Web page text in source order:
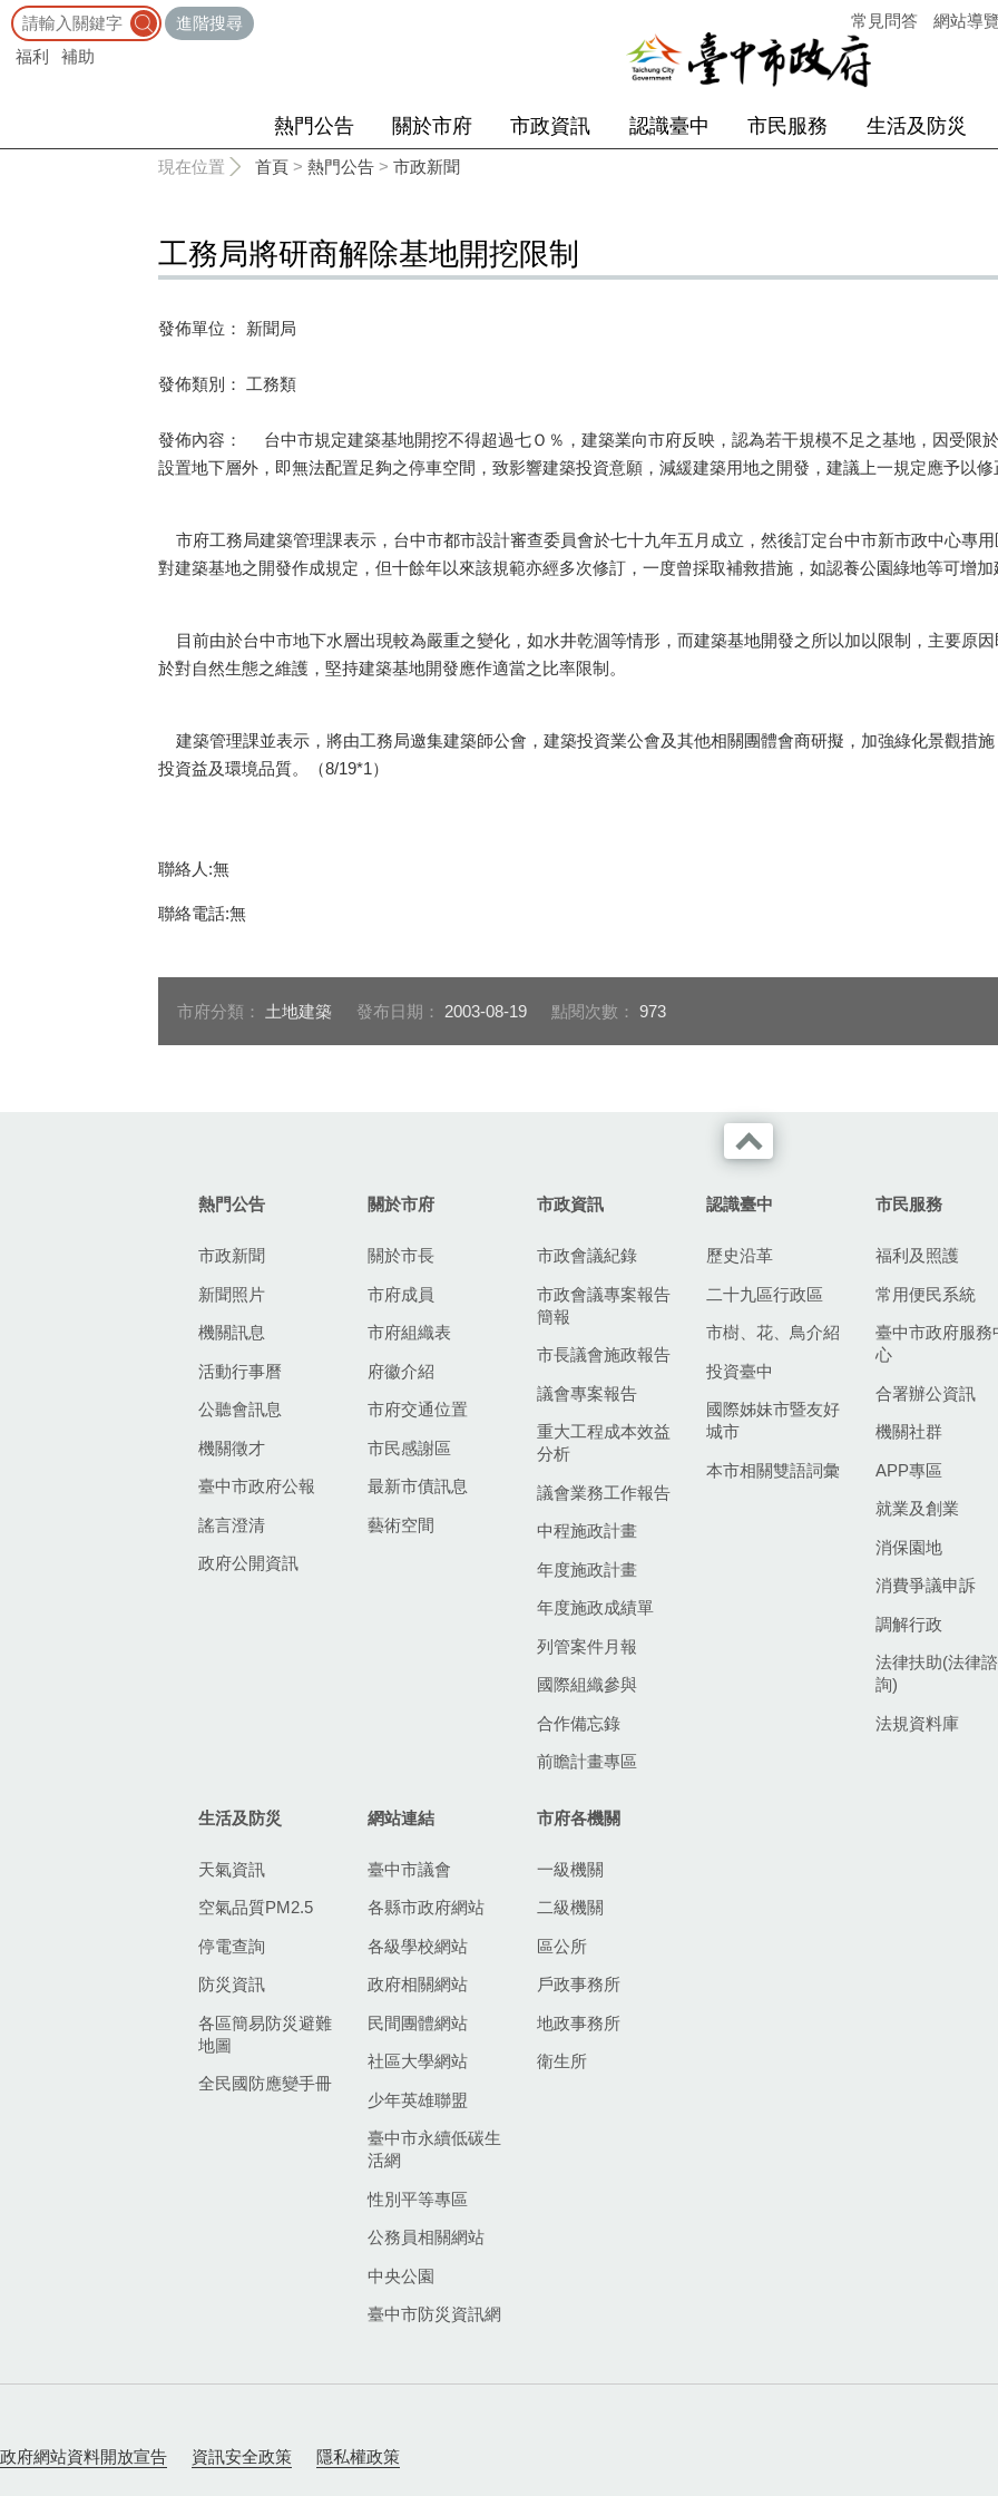
進階搜尋
福利
補助
常見問答 網站導
熱門公告 關於市府 市政資訊 認識臺中 市民服務 生活及防災
現在位置 首頁 > 熱門公告 > 市政新聞
工務局將研商解除基地開挖限制
發佈單位： 新聞局
發佈類別： 工務類
發佈內容： 台中市規定建築基地開挖不得超過七Ｏ％，建築業向市府反映，認為若干規模不足之基地，因受限
設置地下層外，即無法配置足夠之停車空間，致影響建築投資意願，減緩建築用地之開發，建議上一規定應予以修
市府工務局建築管理課表示，台中市都市設計審查委員會於七十九年五月成立，然後訂定台中市新市政中心專
對建築基地之開發作成規定，但十餘年以來該規範亦經多次修訂，一度曾採取補救措施，如認養公園綠地等可增
目前由於台中市地下水層出現較為嚴重之變化，如水井乾涸等情形，而建築基地開發之所以加以限制，主要原
於對自然生態之維護，堅持建築基地開發應作適當之比率限制。
建築管理課並表示，將由工務局邀集建築師公會，建築投資業公會及其他相關團體會商研擬，加強綠化景觀措
投資益及環境品質。（8/19*1）
聯絡人:無
聯絡電話:無
市府分類： 土地建築 發布日期： 2003-08-19 點閱次數： 973
熱門公告
市政新聞
新聞照片
機關訊息
活動行事曆
公聽會訊息
機關徵才
臺中市政府公報
謠言澄清
政府公開資訊
關於市府
關於市長
市府成員
市府組織表
府徽介紹
市府交通位置
市民感謝區
最新市債訊息
藝術空間
市政資訊
市政會議紀錄
市政會議專案報告
簡報
市長議會施政報告
議會專案報告
重大工程成本效益
分析
議會業務工作報告
中程施政計畫
年度施政計畫
年度施政成績單
列管案件月報
國際組織參與
合作備忘錄
前瞻計畫專區
認識臺中
歷史沿革
二十九區行政區
市樹、花、鳥介紹
投資臺中
國際姊妹市暨友好
城市
本市相關雙語詞彙
市民服務
福利及照護
常用便民系統
臺中市政府服務
心
合署辦公資訊
機關社群
APP專區
就業及創業
消保園地
消費爭議申訴
調解行政
法律扶助(法律諮
詢)
法規資料庫
生活及防災
天氣資訊
空氣品質PM2.5
停電查詢
防災資訊
各區簡易防災避難
地圖
全民國防應變手冊
網站連結
臺中市議會
各縣市政府網站
各級學校網站
政府相關網站
民間團體網站
社區大學網站
少年英雄聯盟
臺中市永續低碳生
活網
性別平等專區
公務員相關網站
中央公園
臺中市防災資訊網
市府各機關
一級機關
二級機關
區公所
戶政事務所
地政事務所
衛生所
政府網站資料開放宣告 資訊安全政策 隱私權政策